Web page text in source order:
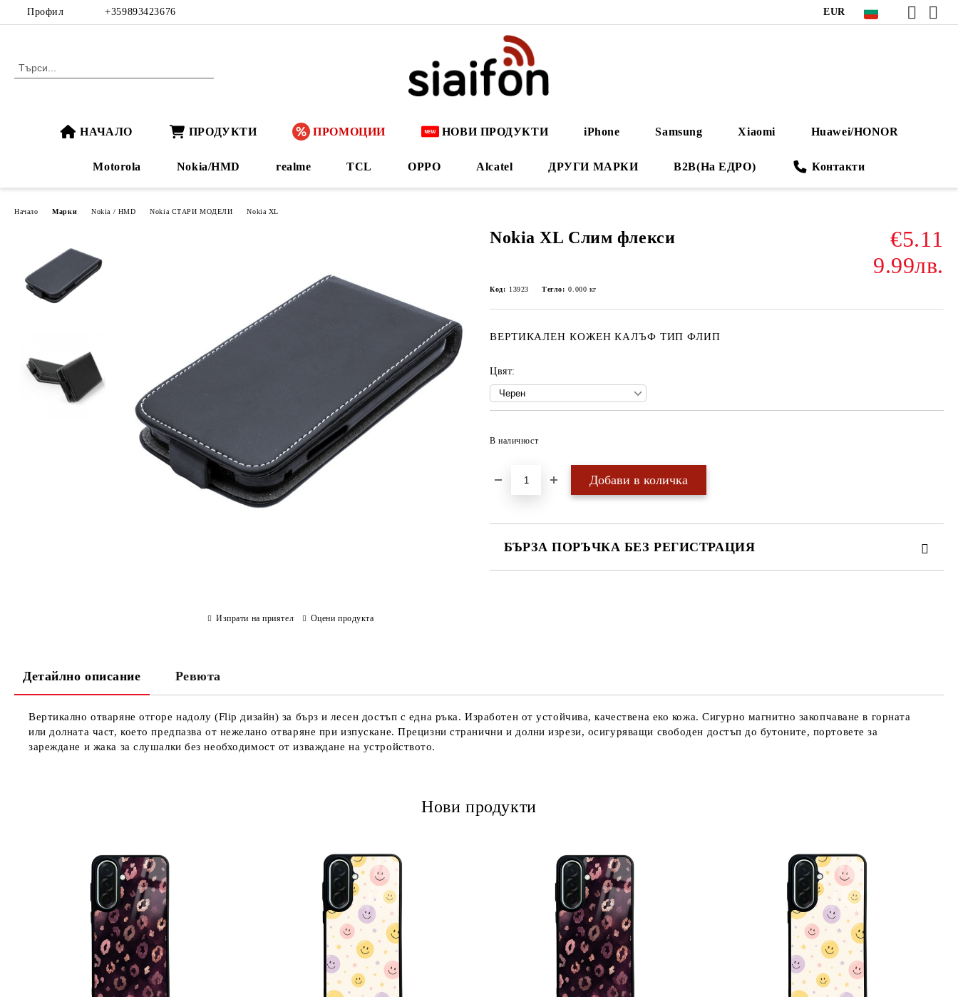
Профил +359893423676 EUR
НАЧАЛО ПРОДУКТИ ПРОМОЦИИ НОВИ ПРОДУКТИ iPhone Samsung Xiaomi Huawei/HONOR
Motorola Nokia/HMD realme TCL OPPO Alcatel ДРУГИ МАРКИ B2B(На ЕДРО) Контакти
Начало Марки Nokia / HMD Nokia СТАРИ МОДЕЛИ Nokia XL
Nokia XL Слим флекси
€5.11
9.99лв.
Код: 13923 Тегло: 0.000 кг
ВЕРТИКАЛЕН КОЖЕН КАЛЪФ ТИП ФЛИП
Цвят:
В наличност
БЪРЗА ПОРЪЧКА БЕЗ РЕГИСТРАЦИЯ
Изпрати на приятел Оцени продукта
Детайлно описание Ревюта
Вертикално отваряне отгоре надолу (Flip дизайн) за бърз и лесен достъп с една ръка. Изработен от устойчива, качествена еко кожа. Сигурно магнитно закопчаване в горната
или долната част, което предпазва от нежелано отваряне при изпускане. Прецизни странични и долни изрези, осигуряващи свободен достъп до бутоните, портовете за
зареждане и жака за слушалки без необходимост от изваждане на устройството.
Нови продукти